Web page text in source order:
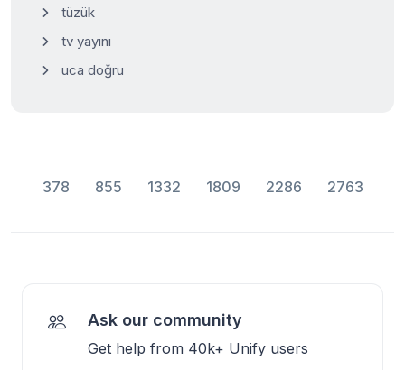
tüzük
tv yayını
uca doğru
378 855 1332 1809 2286 2763
Ask our community
Get help from 40k+ Unify users